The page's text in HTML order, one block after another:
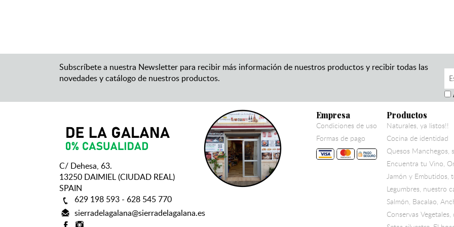
Subscríbete a nuestra Newsletter para recibir más información de nuestros productos y recibir todas las
novedades y catálogo de nuestros productos.
C/ Dehesa, 63.
13250 DAIMIEL (CIUDAD REAL)
SPAIN
629 198 593 - 628 545 770
sierradelagalana@sierradelagalana.es
Empresa
Condiciones de uso
Formas de pago
Productos
Naturales, ya listos!!
Cocina de identidad
Quesos Manchegos,
Encuentra tu Vino,
Jamón y Embutidos,
Legumbres, nuestro
Salmón, Bacalao,
Conservas Vegetales,